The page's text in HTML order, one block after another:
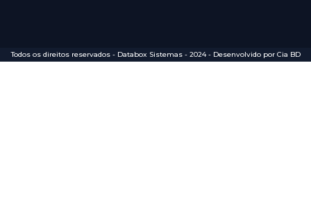
Todos os direitos reservados - Databox Sistemas - 2024 - Desenvolvido por Cia BD